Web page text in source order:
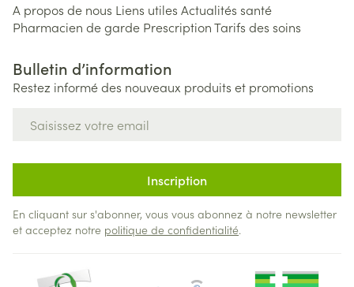
A propos de nous Liens utiles Actualités santé
Pharmacien de garde PrescriptionTarifs des soins
Bulletin d’information
Restez informé des nouveaux produits et promotions
Inscription
En cliquant sur s'abonner, vous vous abonnez à notre newsletter
et acceptez notre politique de confidentialité.